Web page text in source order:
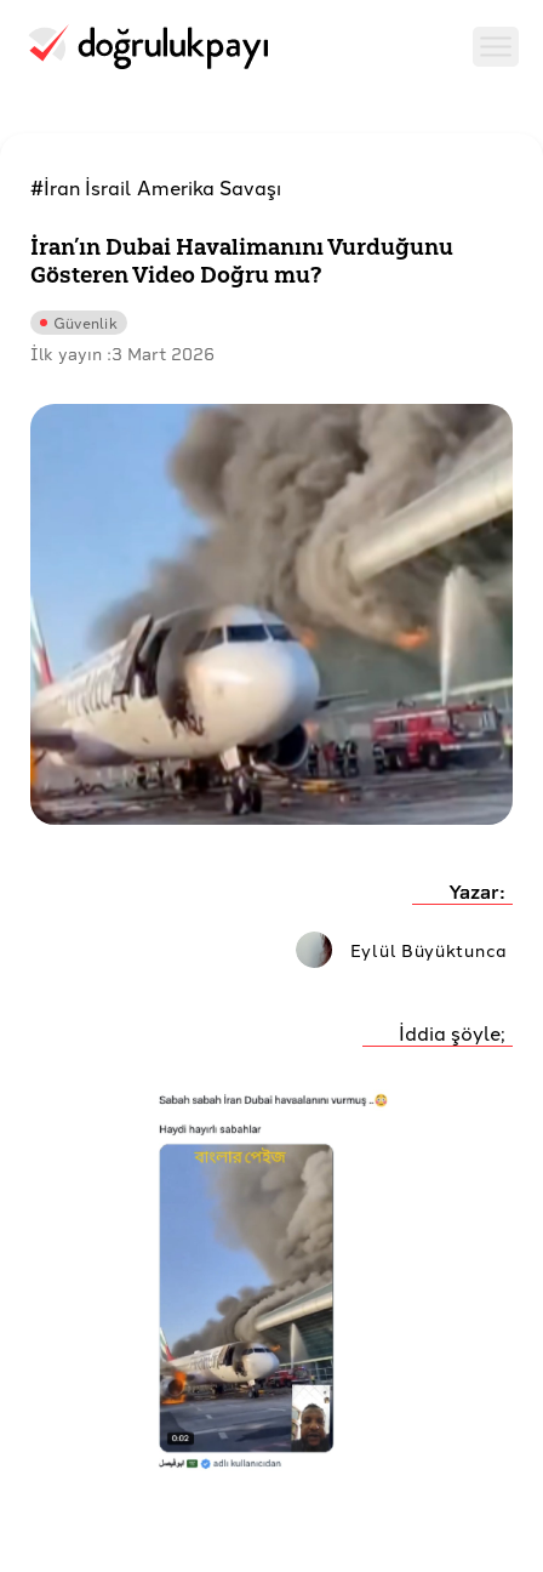
#İran İsrail Amerika Savaşı
İran’ın Dubai Havalimanını Vurduğunu
Gösteren Video Doğru mu?
Güvenlik
İlk yayın :3 Mart 2026
Yazar:
Eylül Büyüktunca
İddia şöyle;